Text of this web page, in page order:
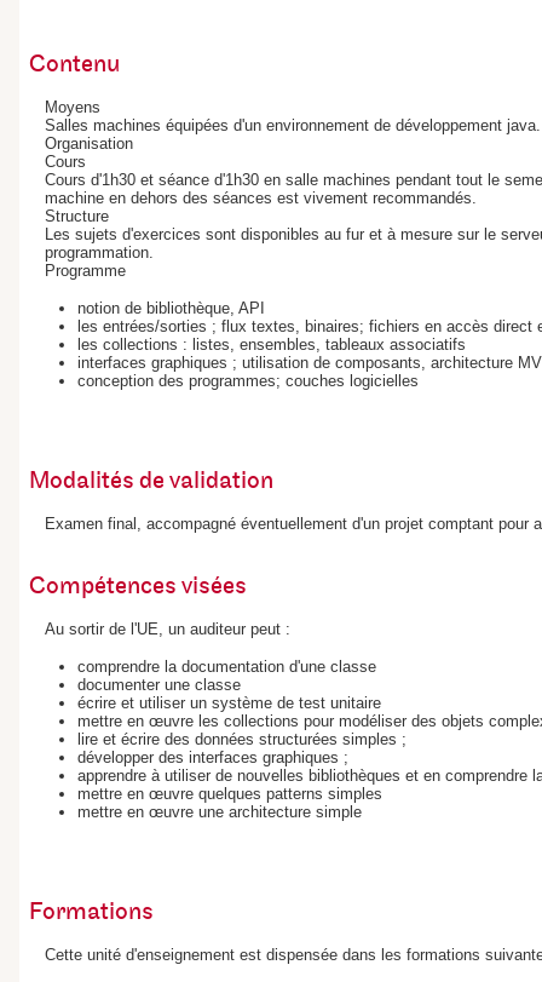
Contenu
Moyens
Salles machines équipées d'un environnement de développement java.
Organisation
Cours
Cours d'1h30 et séance d'1h30 en salle machines pendant tout le
machine en dehors des séances est vivement recommandés.
Structure
Les sujets d'exercices sont disponibles au fur et à mesure sur le
programmation.
Programme
notion de bibliothèque, API
les entrées/sorties ; flux textes, binaires; fichiers en accès direct
les collections : listes, ensembles, tableaux associatifs
interfaces graphiques ; utilisation de composants, architecture
conception des programmes; couches logicielles
Modalités de validation
Examen final, accompagné éventuellement d'un projet comptant pour
Compétences visées
Au sortir de l'UE, un auditeur peut :
comprendre la documentation d'une classe
documenter une classe
écrire et utiliser un système de test unitaire
mettre en œuvre les collections pour modéliser des objets
lire et écrire des données structurées simples ;
développer des interfaces graphiques ;
apprendre à utiliser de nouvelles bibliothèques et en comprendre
mettre en œuvre quelques patterns simples
mettre en œuvre une architecture simple
Formations
Cette unité d'enseignement est dispensée dans les formations